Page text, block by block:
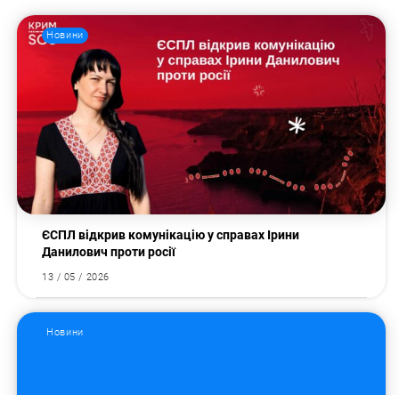
Новини
ЄСПЛ відкрив комунікацію у справах Ірини
Данилович проти росії
13 / 05 / 2026
Новини